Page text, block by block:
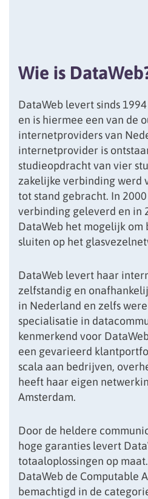
Wie is
DataWeb levert sinds
en is hiermee een van de
internetproviders van
internetprovider is
studieopdracht van vier
zakelijke verbinding werd
tot stand gebracht. In
verbinding geleverd en in
DataWeb het mogelijk om
sluiten op het
DataWeb levert haar
zelfstandig en
in Nederland en zelfs
specialisatie in
kenmerkend voor
een gevarieerd
scala aan bedrijven,
heeft haar eigen
Amsterdam.
Door de heldere
hoge garanties levert
totaaloplossingen op
DataWeb de Computable
bemachtigd in de